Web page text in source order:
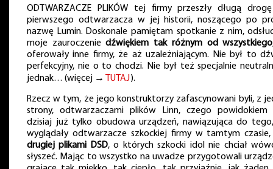
ODTWARZACZE PLIKÓW tej firmy przeszły długą
pierwszego odtwarzacza w jej historii, noszącego po
nazwę Lumin. Doskonale pamiętam spotkanie z nim,
moje zauroczeniedźwiękiem tak różnym od wszystkiego
oferowały inne firmy, że aż uzależniającym. Nie był to
perfekcyjny, nie o to chodzi. Nie był też specjalnie
jednak… (więcej → TUTAJ).
Rzecz w tym, że jego konstruktorzy zafascynowani byli, z
strony, odtwarzaczami plików Linn, czego powidokiem
dzisiaj już tylko obudowa urządzeń, nawiązująca do
wyglądały odtwarzacze szkockiej firmy w tamtym
drugiej plikami DSD, o których szkocki idol nie chciał
słyszeć. Mając to wszystko na uwadze przygotowali